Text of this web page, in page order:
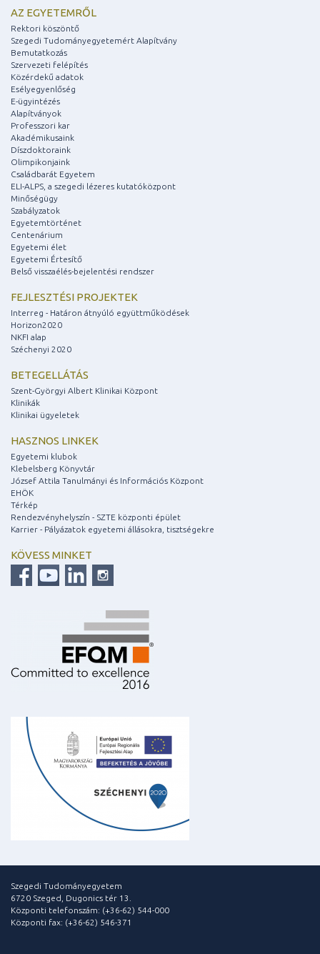
AZ EGYETEMRŐL
Rektori köszöntő
Szegedi Tudományegyetemért Alapítvány
Bemutatkozás
Szervezeti felépítés
Közérdekű adatok
Esélyegyenlőség
E-ügyintézés
Alapítványok
Professzori kar
Akadémikusaink
Díszdoktoraink
Olimpikonjaink
Családbarát Egyetem
ELI-ALPS, a szegedi lézeres kutatóközpont
Minőségügy
Szabályzatok
Egyetemtörténet
Centenárium
Egyetemi élet
Egyetemi Értesítő
Belső visszaélés-bejelentési rendszer
FEJLESZTÉSI PROJEKTEK
Interreg - Határon átnyúló együttműködések
Horizon2020
NKFI alap
Széchenyi 2020
BETEGELLÁTÁS
Szent-Györgyi Albert Klinikai Központ
Klinikák
Klinikai ügyeletek
HASZNOS LINKEK
Egyetemi klubok
Klebelsberg Könyvtár
József Attila Tanulmányi és Információs Központ
EHÖK
Térkép
Rendezvényhelyszín - SZTE központi épület
Karrier - Pályázatok egyetemi állásokra, tisztségekre
KÖVESS MINKET
Szegedi Tudományegyetem
6720 Szeged, Dugonics tér 13.
Központi telefonszám: (+36-62) 544-000
Központi fax: (+36-62) 546-371